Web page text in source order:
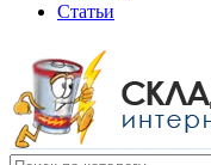
Статьи